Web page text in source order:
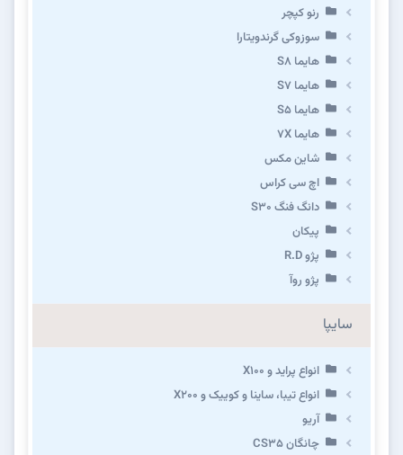
رنو کپچر
سوزوکی گرندویتارا
هایما S8
هایما S7
هایما S5
هایما 7X
شاین مکس
اچ سی کراس
دانگ فنگ S30
پیکان
پژو R.D
پژو روآ
سایپا
انواع پراید و X100
انواع تیبا، ساینا و کوییک و X200
آریو
چانگان CS35